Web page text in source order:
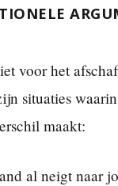
voor het
situaties waarin
maakt:
al neigt naar